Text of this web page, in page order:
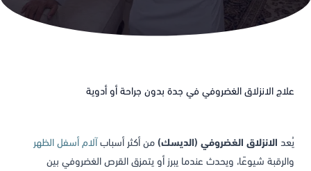
علاج الانزلاق الغضروفي في جدة بدون جراحة أو أدوية
يُعد الانزلاق الغضروفي (الديسك)من أكثر أسبابآلام أسفل الظهر
والرقبة شيوعًا، ويحدث عندما يبرز أو يتمزق القرص الغضروفي بين